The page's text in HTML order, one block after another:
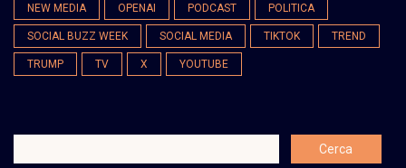
NEW MEDIA OPENAI PODCAST POLITICA
SOCIAL BUZZ WEEK SOCIAL MEDIA TIKTOK TREND
TRUMP TV X YOUTUBE